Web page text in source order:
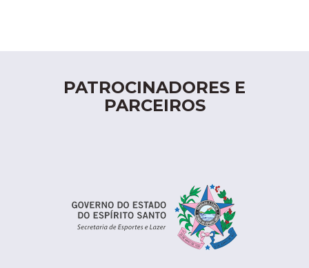
PATROCINADORES E
PARCEIROS